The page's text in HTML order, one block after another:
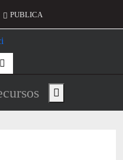
d'usuari
PUBLICA
de
Show main menu